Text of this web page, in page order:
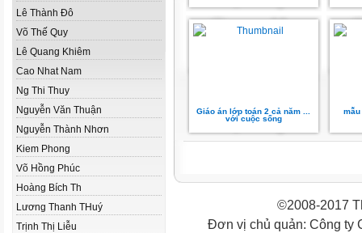
Lê Thành Đô
Võ Thế Quy
Lê Quang Khiêm
Cao Nhat Nam
Ng Thi Thuy
Nguyễn Văn Thuận
Nguyễn Thành Nhơn
Kiem Phong
Võ Hồng Phúc
Hoàng Bích Th
Lương Thanh THuý
Trịnh Thị Liễu
Giáo án lớp toán 2 cả năm ...
với cuộc sống
mẫu
©2008-2017
Đơn vị chủ quản: Công ty